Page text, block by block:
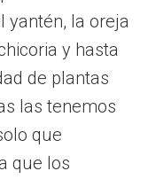
yantén, la oreja
y hasta
de plantas
las tenemos
que
que los